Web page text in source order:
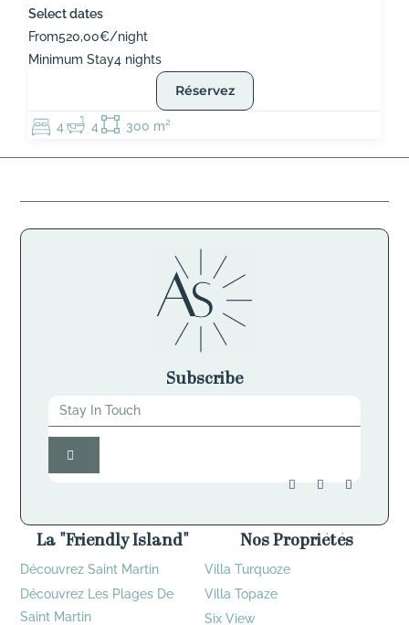
Select dates
From520,00€/night
Minimum Stay4 nights
Réservez
4 4 300 m²
Subscribe
La "Friendly Island"
Découvrez Saint Martin
Découvrez Les Plages De
Saint Martin
Nos Propriétés
Villa Turquoze
Villa Topaze
Six View